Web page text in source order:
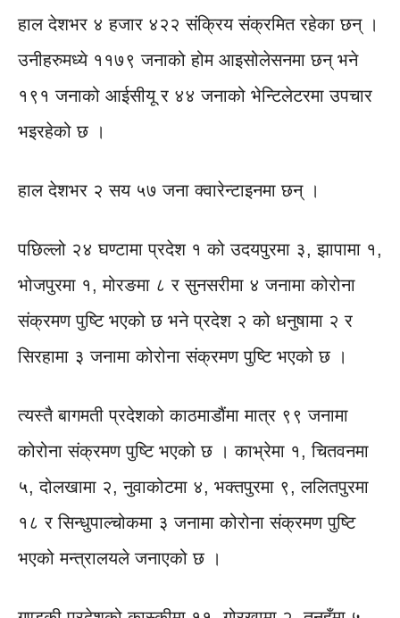
हाल देशभर ४ हजार ४२२ संक्रिय संक्रमित रहेका छन् ।
उनीहरुमध्ये ११७९ जनाको होम आइसोलेसनमा छन् भने
१९१ जनाको आईसीयू र ४४ जनाको भेन्टिलेटरमा उपचार
भइरहेको छ ।
हाल देशभर २ सय ५७ जना क्वारेन्टाइनमा छन् ।
पछिल्लो २४ घण्टामा प्रदेश १ को उदयपुरमा ३, झापामा १,
भोजपुरमा १, मोरङमा ८ र सुनसरीमा ४ जनामा कोरोना
संक्रमण पुष्टि भएको छ भने प्रदेश २ को धनुषामा २ र
सिरहामा ३ जनामा कोरोना संक्रमण पुष्टि भएको छ ।
त्यस्तै बागमती प्रदेशको काठमाडौंमा मात्र ९९ जनामा
कोरोना संक्रमण पुष्टि भएको छ । काभ्रेमा १, चितवनमा
५, दोलखामा २, नुवाकोटमा ४, भक्तपुरमा ९, ललितपुरमा
१८ र सिन्धुपाल्चोकमा ३ जनामा कोरोना संक्रमण पुष्टि
भएको मन्त्रालयले जनाएको छ ।